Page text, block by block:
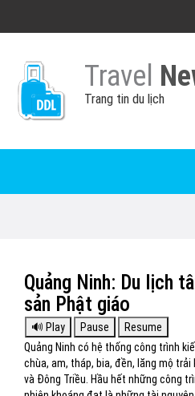
Travel
Trang tin du lịch
Quảng Ninh: Du lịch
sản Phật giáo
Quảng Ninh có hệ thống công trình
chùa, am, tháp, bia, đền, lăng mộ
và Đông Triều. Hầu hết những công